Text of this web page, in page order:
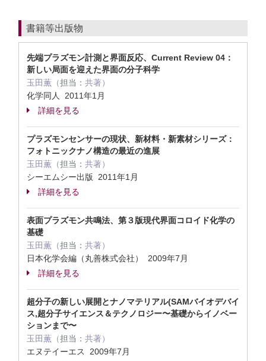
書籍等出版物
先端プラズモン計測と界面反応、Current Review 04：
新しい局面を迎えた界面の分子科学
玉田薫（担当： 共著）
化学同人 2011年1月
詳細を見る
プラズモンセンサーの現状、新材料・新素材シリーズ：
フォトニックナノ構造の最近の進展
玉田薫（担当： 共著）
シーエムシー出版 2011年1月
詳細を見る
表面プラズモン共鳴法、第３版現代界面コロイド化学の
基礎
玉田薫（担当： 共著）
日本化学会編（丸善株式会社） 2009年7月
詳細を見る
超分子の新しい展開とナノマテリアル(SAMバイオデバイ
ス,超分子サイエンス＆テクノロジー〜基礎からイノベー
ションまで〜
玉田薫（担当： 共著）
エヌテイーエス 2009年7月